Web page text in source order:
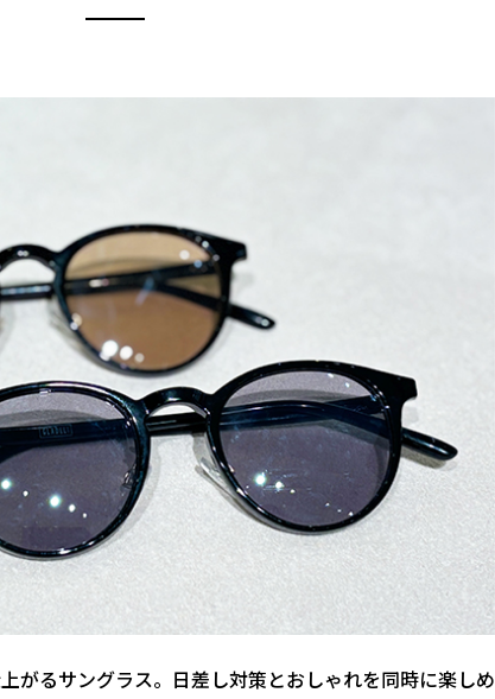
がるサングラス。日差し対策とおしゃれを同時に楽しめ